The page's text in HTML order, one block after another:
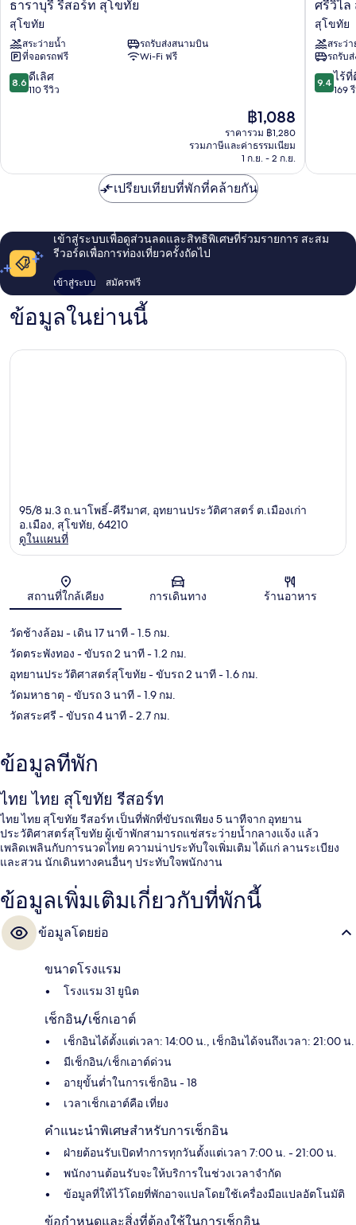
บุรี
รีสอร์ท
สุโขทัย
สุโขทัย
ธาราบุรี รีสอร์ท สุโขทัย
สุโขทัย
สระว่ายน้ำ
รถรับส่งสนามบิน
ที่จอดรถฟรี
Wi-Fi ฟรี
8.6
จาก
8.6 ดีเลิศ
110 รีวิว
ราคา
ปัจจุบัน
คือ
฿1,088
฿1,088
ราคารวม ฿1,280
รวมภาษีและค่าธรรมเนียม
1 ก.ย. - 2 ก.ย.
สุโขทัย
สุโขทัย
ศรีวิไล
สุโขทัย
สระว่
รถรับ
9.4
จาก
รีวิว
9.4 ไร้ที่
169
เปรียบเทียบที่พักที่คล้ายกัน
เข้าสู่ระบบเพื่อดูส่วนลดและสิทธิพิเศษที่ร่วมรายการ สะสม
รีวอร์ดเพื่อการท่องเที่ยวครั้งถัดไป
เข้าสู่ระบบ สมัครฟรี
ข้อมูลในย่านนี้
แผนที่
95/8 ม.3 ถ.นาโพธิ์-คีรีมาศ, อุทยานประวัติศาสตร์ ต.เมืองเก่า
อ.เมือง, สุโขทัย, 64210
ดูในแผนที่
สถานที่ใกล้เคียง การเดินทาง ร้านอาหาร
วัดช้างล้อม - เดิน 17 นาที- 1.5 กม.
วัดตระพังทอง - ขับรถ 2 นาที- 1.2 กม.
อุทยานประวัติศาสตร์สุโขทัย - ขับรถ 2 นาที- 1.6 กม.
วัดมหาธาตุ - ขับรถ 3 นาที- 1.9 กม.
วัดสระศรี - ขับรถ 4 นาที- 2.7 กม.
ข้อมูลที่พัก
ไทย ไทย สุโขทัย รีสอร์ท
ไทย ไทย สุโขทัย รีสอร์ท เป็นที่พักที่ขับรถเพียง 5 นาทีจาก อุทยาน
ประวัติศาสตร์สุโขทัย ผู้เข้าพักสามารถแช่สระว่ายน้ำกลางแจ้ง แล้ว
เพลิดเพลินกับการนวดไทย ความน่าประทับใจเพิ่มเติม ได้แก่ ลานระเบียง
และสวน นักเดินทางคนอื่นๆ ประทับใจพนักงาน
ข้อมูลเพิ่มเติมเกี่ยวกับที่พักนี้
ข้อมูลโดยย่อ
ขนาดโรงแรม
โรงแรม 31 ยูนิต
เช็กอิน/เช็กเอาต์
เช็กอินได้ตั้งแต่เวลา: 14:00 น., เช็กอินได้จนถึงเวลา: 21:00 น.
มีเช็กอิน/เช็กเอาต์ด่วน
อายุขั้นต่ำในการเช็กอิน - 18
เวลาเช็กเอาต์คือ เที่ยง
คำแนะนำพิเศษสำหรับการเช็กอิน
ฝ่ายต้อนรับเปิดทำการทุกวันตั้งแต่เวลา 7:00 น. - 21:00 น.
พนักงานต้อนรับจะให้บริการในช่วงเวลาจำกัด
ข้อมูลที่ให้ไว้โดยที่พักอาจแปลโดยใช้เครื่องมือแปลอัตโนมัติ
ข้อกำหนดและสิ่งที่ต้องใช้ในการเช็กอิน